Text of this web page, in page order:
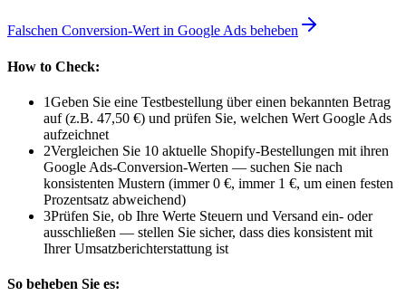
Falschen Conversion-Wert in Google Ads beheben
How to Check:
1Geben Sie eine Testbestellung über einen bekannten Betrag
auf (z.B. 47,50 €) und prüfen Sie, welchen Wert Google Ads
aufzeichnet
2Vergleichen Sie 10 aktuelle Shopify-Bestellungen mit ihren
Google Ads-Conversion-Werten — suchen Sie nach
konsistenten Mustern (immer 0 €, immer 1 €, um einen festen
Prozentsatz abweichend)
3Prüfen Sie, ob Ihre Werte Steuern und Versand ein- oder
ausschließen — stellen Sie sicher, dass dies konsistent mit
Ihrer Umsatzberichterstattung ist
So beheben Sie es: